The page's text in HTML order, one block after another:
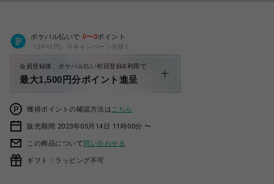
ポケパル払いで 0〜0ポイント
（1P=1円）※キャンペーン分除く
会員登録後、ポケパル払い初回登録&利用で
最大1,500円分ポイント進呈
獲得ポイントの確認方法は こちら
販売期間 2023年05月14日 11時00分 〜
この商品について問い合わせる
ギフト：ラッピング不可